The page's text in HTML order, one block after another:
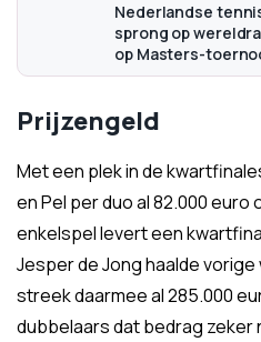
Nederlandse
sprong op
op Masters-
Prijzengeld
Met een plek in de
en Pel per duo al 82.000
enkelspel levert een
Jesper de Jong haalde
streek daarmee al 285.000
dubbelaars dat bedrag zeker